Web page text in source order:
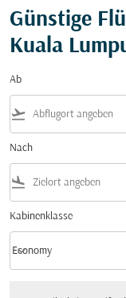
Günstige
Kuala
Ab
flight_takeoff
Nach
flight_land
Kabinenklasse
Kabinenklasse option
Economy
keyboard_arrow_down